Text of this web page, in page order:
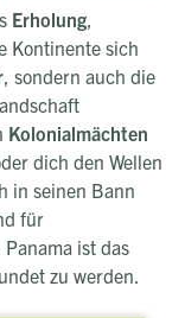
Erholung
Kontinente sich
, sondern auch die
Kolonialmächten
dich den Wellen
in seinen Bann
für
. Panama ist das
zu werden.